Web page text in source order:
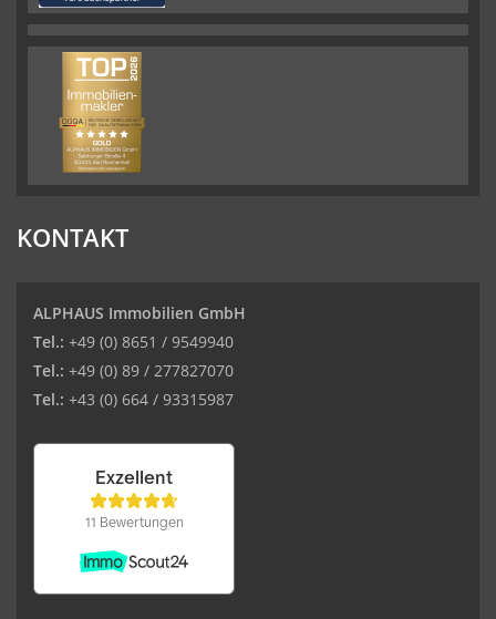
KONTAKT
ALPHAUS Immobilien GmbH
Tel.: +49 (0) 8651 / 9549940
Tel.: +49 (0) 89 / 277827070
Tel.: +43 (0) 664 / 93315987